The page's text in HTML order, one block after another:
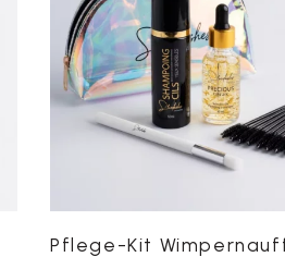
Pflege-Kit